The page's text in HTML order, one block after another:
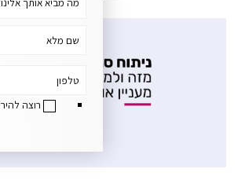
בתהליך הפיתוח וההשקה